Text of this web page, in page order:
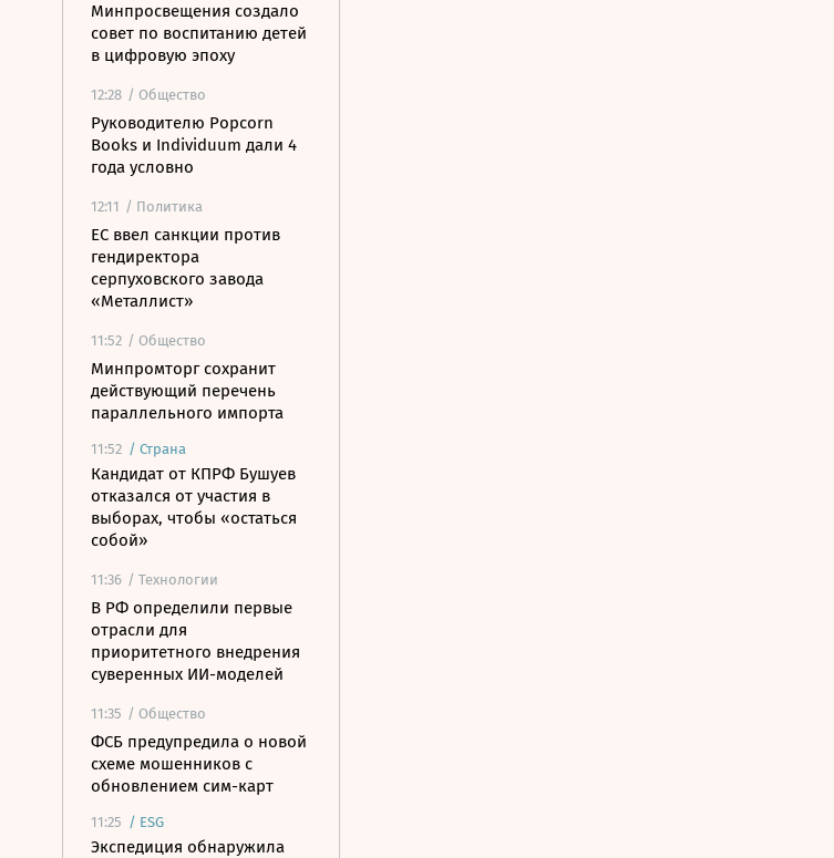
Минпросвещения создало
совет по воспитанию детей
в цифровую эпоху
12:28 / Общество
Руководителю Popcorn
Books и Individuum дали 4
года условно
12:11 / Политика
ЕС ввел санкции против
гендиректора
серпуховского завода
«Металлист»
11:52 / Общество
Минпромторг сохранит
действующий перечень
параллельного импорта
11:52 / Страна
Кандидат от КПРФ Бушуев
отказался от участия в
выборах, чтобы «остаться
собой»
11:36 / Технологии
В РФ определили первые
отрасли для
приоритетного внедрения
суверенных ИИ-моделей
11:35 / Общество
ФСБ предупредила о новой
схеме мошенников с
обновлением сим-карт
11:25 / ESG
Экспедиция обнаружила